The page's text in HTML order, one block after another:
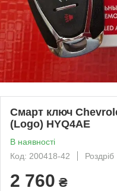
Смарт ключ
(Logo) HYQ4AE
В наявності
Код: 200418-42
Роздріб
2 760 ₴